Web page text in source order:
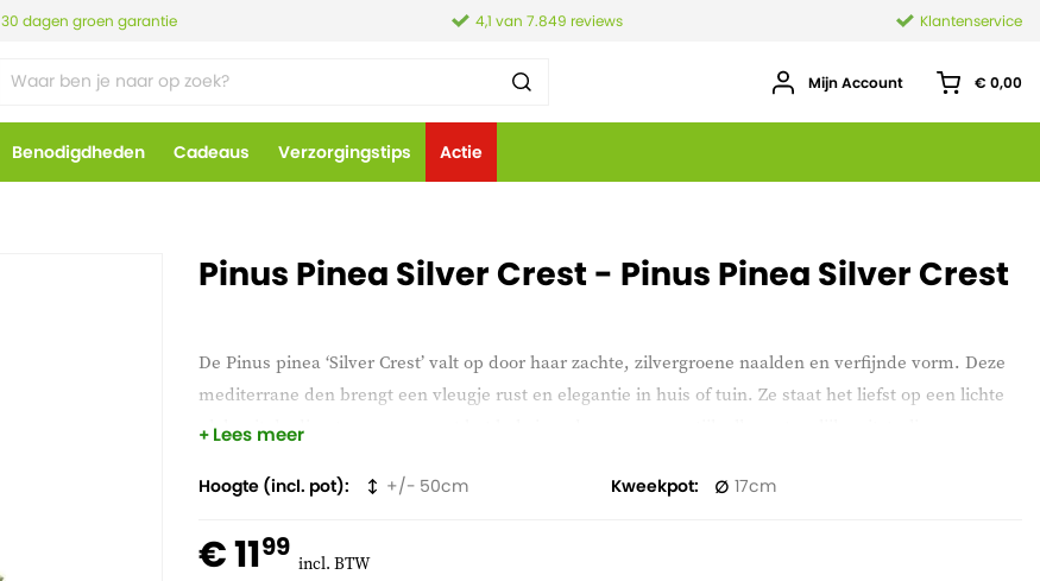
30 dagen groen garantie 4,1 van 7.849 reviews Klantenservice
Mijn Account € 0,00
Benodigdheden Cadeaus Verzorgingstips Actie
Pinus Pinea Silver Crest - Pinus Pinea Silver Crest
De Pinus pinea ‘Silver Crest’ valt op door haar zachte, zilvergroene naalden en verfijnde vorm. Deze
mediterrane den brengt een vleugje rust en elegantie in huis of tuin. Ze staat het liefst op een lichte
plek, uit de directe zon, en zorgt het hele jaar door voor een stijlvolle, natuurlijke uitstraling.
Lees meer
Hoogte (incl. pot) 50 Kweekpot 17
€ 1199 incl. BTW